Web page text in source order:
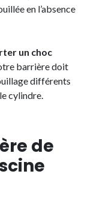
en l’absence
un choc
barrière doit
différents
cylindre.
de